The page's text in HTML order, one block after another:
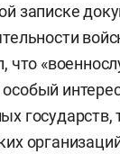
записке
что
государств,